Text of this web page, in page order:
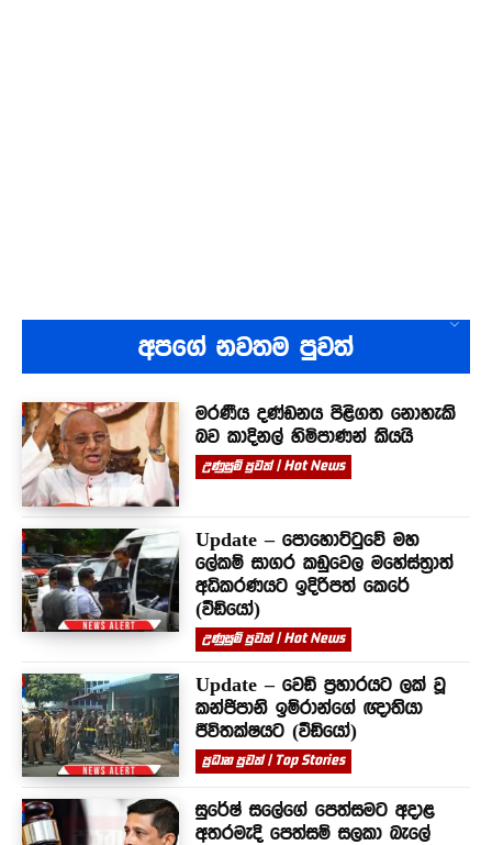
අපගේ නවතම පුවත්
මරණීය දණ්ඩනය පිළිගත නොහැකි
බව කාදිනල් හිමිපාණන් කියයි
උණුසුම් පුවත් | Hot News
Update – පොහොට්ටුවේ මහ
ලේකම් සාගර කඩුවෙල මහේස්ත්‍රාත්
අධිකරණයට ඉදිරිපත් කෙරේ
(වීඩියෝ)
උණුසුම් පුවත් | Hot News
Update – වෙඩි ප්‍රහාරයට ලක් වූ
කන්ජිපානි ඉම්රාන්ගේ ඥාතියා
ජීවිතක්ෂයට (වීඩියෝ)
ප්‍රධාන පුවත් | Top Stories
සුරේෂ් සලේගේ පෙත්සමට අදාළ
අතරමැදි පෙත්සම් සලකා බැලේ